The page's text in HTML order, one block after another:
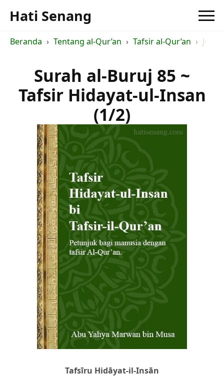
Hati Senang
Beranda Tentang al-Qur’an Tafsir al-Qur’an
Surah al-Buruj 85 ~
Tafsir Hidayat-ul-Insan
(1/2)
Tafsīru Hidāyat-il-Insān